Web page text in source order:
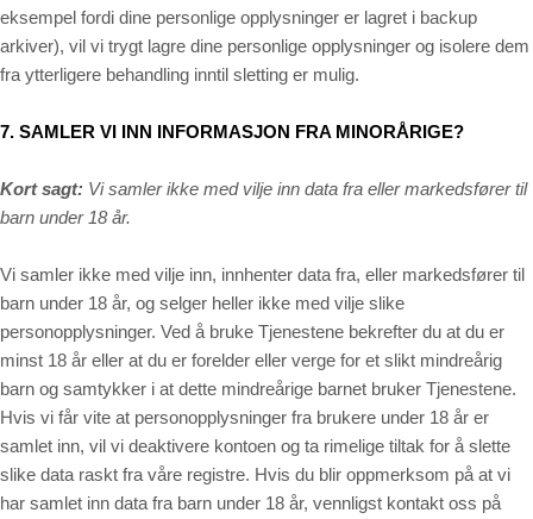
eksempel fordi dine personlige opplysninger er lagret i backup
arkiver), vil vi trygt lagre dine personlige opplysninger og isolere dem
fra ytterligere behandling inntil sletting er mulig.
7. SAMLER VI INN INFORMASJON FRA MINORÅRIGE?
Kort sagt: Vi samler ikke med vilje inn data fra eller markedsfører til
barn under 18 år.
Vi samler ikke med vilje inn, innhenter data fra, eller markedsfører til
barn under 18 år, og selger heller ikke med vilje slike
personopplysninger. Ved å bruke Tjenestene bekrefter du at du er
minst 18 år eller at du er forelder eller verge for et slikt mindreårig
barn og samtykker i at dette mindreårige barnet bruker Tjenestene.
Hvis vi får vite at personopplysninger fra brukere under 18 år er
samlet inn, vil vi deaktivere kontoen og ta rimelige tiltak for å slette
slike data raskt fra våre registre. Hvis du blir oppmerksom på at vi
har samlet inn data fra barn under 18 år, vennligst kontakt oss på